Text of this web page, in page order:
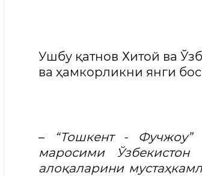
Ушбу қатнов Хитой ва
ва ҳамкорликни янги
–
“Тошкент -
маросими Ўзбекистон
алоқаларини